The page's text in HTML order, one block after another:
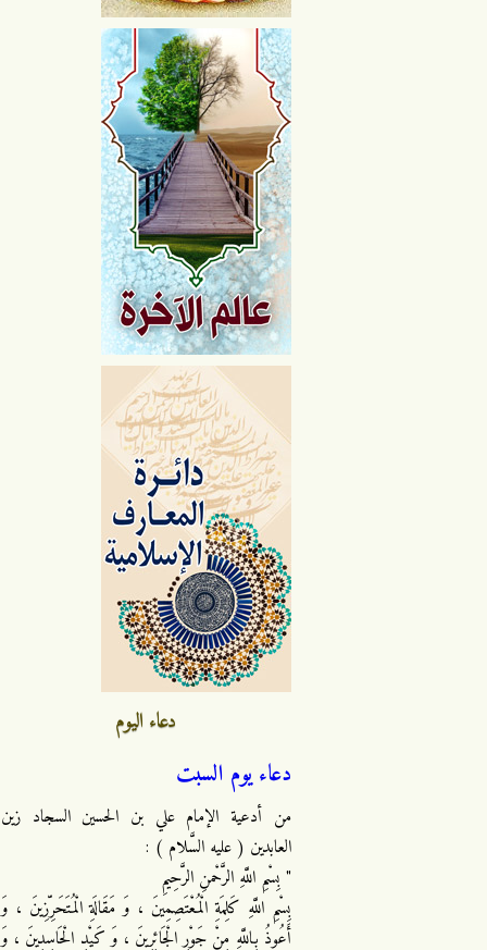
دعاء اليوم
دعاء يوم السبت
من أدعية الإمام علي بن الحسين السجاد زين
العابدين ( عليه السَّلام ) :
" بِسْمِ اللَّهِ الرَّحْمنِ الرَّحِيمِ
بِسْمِ اللَّهِ كَلِمَةِ الْمُعْتَصِمِينَ ، وَ مَقَالَةِ الْمُتَحَرِّزِينَ ، وَ
أَعُوذُ بِاللَّهِ مِنْ جَوْرِ الْجَائِرِينَ ، وَ كَيْدِ الْحَاسِدِينَ ، وَ